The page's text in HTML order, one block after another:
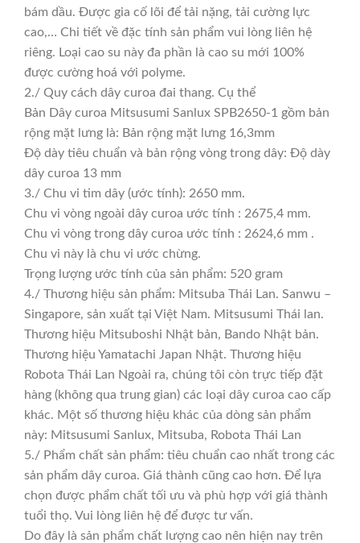
bám dầu. Được gia cố lõi để tải nặng, tải cường lực
cao,… Chi tiết về đặc tính sản phẩm vui lòng liên hệ
riêng. Loại cao su này đa phần là cao su mới 100%
được cường hoá với polyme.
2./ Quy cách dây curoa đai thang. Cụ thể
Bản Dây curoa Mitsusumi Sanlux SPB2650-1 gồm bản
rộng mặt lưng là: Bản rộng mặt lưng 16,3mm
Độ dày tiêu chuẩn và bản rộng vòng trong dây: Độ dày
dây curoa 13 mm
3./ Chu vi tim dây (ước tính): 2650 mm.
Chu vi vòng ngoài dây curoa ước tính : 2675,4 mm.
Chu vi vòng trong dây curoa ước tính : 2624,6 mm .
Chu vi này là chu vi ước chừng.
Trọng lượng ước tính của sản phẩm: 520 gram
4./ Thương hiệu sản phẩm: Mitsuba Thái Lan. Sanwu –
Singapore, sản xuất tại Việt Nam. Mitsusumi Thái lan.
Thương hiệu Mitsuboshi Nhật bản, Bando Nhật bản.
Thương hiệu Yamatachi Japan Nhật. Thương hiệu
Robota Thái Lan Ngoài ra, chúng tôi còn trực tiếp đặt
hàng (không qua trung gian) các loại dây curoa cao cấp
khác. Một số thương hiệu khác của dòng sản phẩm
này: Mitsusumi Sanlux, Mitsuba, Robota Thái Lan
5./ Phẩm chất sản phẩm: tiêu chuẩn cao nhất trong các
sản phẩm dây curoa. Giá thành cũng cao hơn. Để lựa
chọn được phẩm chất tối ưu và phù hợp với giá thành
tuổi thọ. Vui lòng liên hệ để được tư vấn.
Do đây là sản phẩm chất lượng cao nên hiện nay trên